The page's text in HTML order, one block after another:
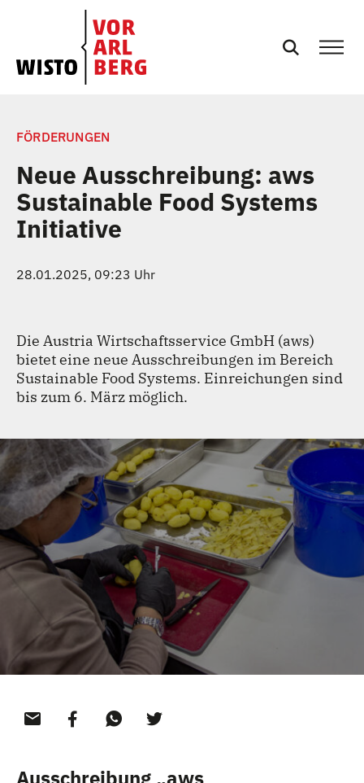
EVENTS
NEWS
PRESSE
TEAM
FÖRDERUNGEN
Neue Ausschreibung: aws
Sustainable Food Systems
Initiative
28.01.2025, 09:23 Uhr
Die Austria Wirtschaftsservice GmbH (aws)
bietet eine neue Ausschreibungen im Bereich
Sustainable Food Systems. Einreichungen sind
bis zum 6. März möglich.